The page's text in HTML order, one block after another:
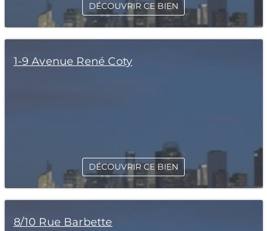
DÉCOUVRIR CE BIEN
1-9 Avenue René Coty
DÉCOUVRIR CE BIEN
8/10 Rue Barbette